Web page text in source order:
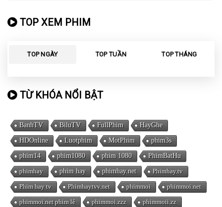
TOP XEM PHIM
TOP NGÀY TOP TUẦN TOP THÁNG
TỪ KHÓA NỔI BẬT
BanhTV BiluTV FullPhim HayGhe
HDOnline Luotphim MotPhim phim3s
phim14 phim1080 phim 1080 PhimBatHu
phimhay phim hay phimhay.net Phimhay.tv
Phim hay tv Phimhaytvv.net phimmoi phimmoi.net
phimmoi.net phim lẻ phimmoi.zzz phimmoii.zz